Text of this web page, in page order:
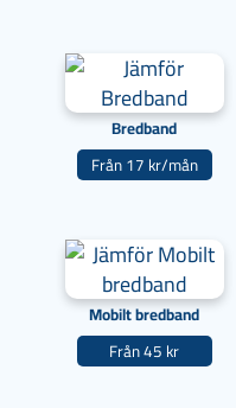
Bredband
Från 17 kr/mån
Mobilt bredband
Från 45 kr